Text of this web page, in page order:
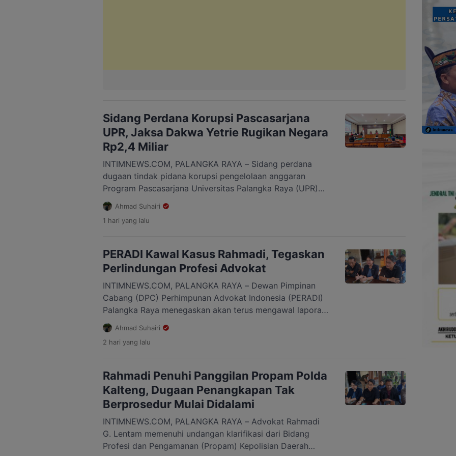
Sidang Perdana Korupsi Pascasarjana
UPR, Jaksa Dakwa Yetrie Rugikan Negara
Rp2,4 Miliar
INTIMNEWS.COM, PALANGKA RAYA – Sidang perdana
dugaan tindak pidana korupsi pengelolaan anggaran
Program Pascasarjana Universitas Palangka Raya (UPR)
periode 2019-2022 mulai bergulir di Pengadilan Tindak
Pidana Korupsi (Tipikor) Palangka Raya, Rabu, 5 Agustus
2026. Agenda sidang diawali dengan pembacaan surat
Yetrie Ludang. Jaksa Penuntut Umum (JPU) mendakwa
terdakwa menyalahgunakan […]
Ahmad Suhairi
1 hari yang lalu
PERADI Kawal Kasus Rahmadi, Tegaskan
Perlindungan Profesi Advokat
INTIMNEWS.COM, PALANGKA RAYA – Dewan Pimpinan
Cabang (DPC) Perhimpunan Advokat Indonesia (PERADI)
Palangka Raya menegaskan akan terus mengawal laporan
dugaan tindakan tidak prosedural saat penangkapan
seorang tersangka narkoba di rumah advokat Rahmadi G.
Lentam. Ketua DPC PERADI Palangka Raya, Kartika
persoalan tersebut sebagai bagian dari perlindungan
profesi advokat, bukan berkaitan dengan […]
Ahmad Suhairi
2 hari yang lalu
Rahmadi Penuhi Panggilan Propam Polda
Kalteng, Dugaan Penangkapan Tak
Berprosedur Mulai Didalami
INTIMNEWS.COM, PALANGKA RAYA – Advokat Rahmadi
G. Lentam memenuhi undangan klarifikasi dari Bidang
Profesi dan Pengamanan (Propam) Kepolisian Daerah